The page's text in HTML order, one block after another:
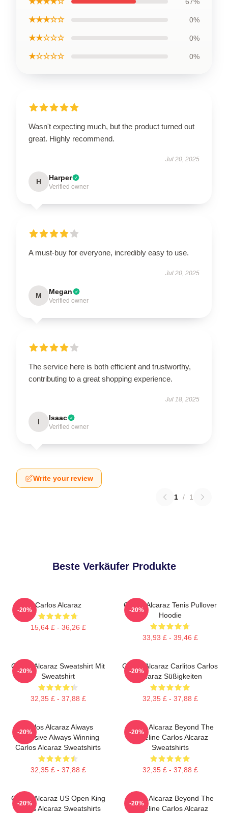
★★★☆☆ 0%
★★☆☆☆ 0%
★☆☆☆☆ 0%
Wasn't expecting much, but the product turned out
great. Highly recommend.
Jul 20, 2025
H Harper
Verified owner
A must-buy for everyone, incredibly easy to use.
Jul 20, 2025
M Megan
Verified owner
The service here is both efficient and trustworthy,
contributing to a great shopping experience.
Jul 18, 2025
I Isaac
Verified owner
Write your review
1 / 1
Beste Verkäufer Produkte
Carlos Alcaraz
15,64 £ - 36,26 £
-20%
Carlos Alcaraz Tenis Pullover
Hoodie
33,93 £ - 39,46 £
-20%
Carlos Alcaraz Sweatshirt Mit
Sweatshirt
32,35 £ - 37,88 £
-20%
Carlos Alcaraz Carlitos Carlos
Alcaraz Süßigkeiten
32,35 £ - 37,88 £
-20%
Carlos Alcaraz Always
Explosive Always Winning
Carlos Alcaraz Sweatshirts
32,35 £ - 37,88 £
-20%
Carlos Alcaraz Beyond The
Baseline Carlos Alcaraz
Sweatshirts
32,35 £ - 37,88 £
-20%
Carlos Alcaraz US Open King
Carlos Alcaraz Sweatshirts
-20%
Carlos Alcaraz Beyond The
Baseline Carlos Alcaraz
-20%